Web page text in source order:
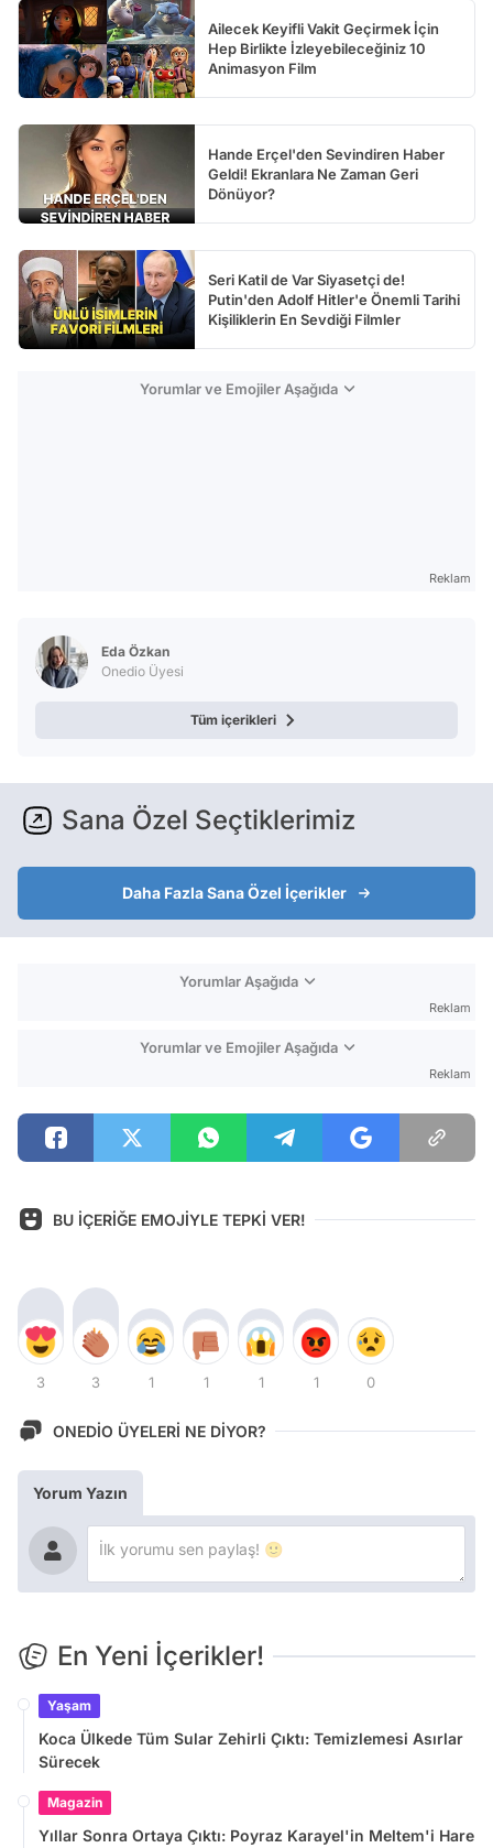
Ailecek Keyifli Vakit Geçirmek İçin
Hep Birlikte İzleyebileceğiniz 10
Animasyon Film
Hande Erçel'den Sevindiren Haber
Geldi! Ekranlara Ne Zaman Geri
Dönüyor?
Seri Katil de Var Siyasetçi de!
Putin'den Adolf Hitler'e Önemli Tarihi
Kişiliklerin En Sevdiği Filmler
Yorumlar ve Emojiler Aşağıda
Reklam
Eda Özkan
Onedio Üyesi
Tüm içerikleri
Sana Özel Seçtiklerimiz
Daha Fazla Sana Özel İçerikler
Yorumlar Aşağıda
Reklam
Yorumlar ve Emojiler Aşağıda
Reklam
BU İÇERİĞE EMOJİYLE TEPKİ VER!
3 3 1 1 1 1 0
ONEDİO ÜYELERİ NE DİYOR?
Yorum Yazın
En Yeni İçerikler!
Yaşam
Koca Ülkede Tüm Sular Zehirli Çıktı: Temizlemesi Asırlar
Sürecek
Magazin
Yıllar Sonra Ortaya Çıktı: Poyraz Karayel'in Meltem'i Hare